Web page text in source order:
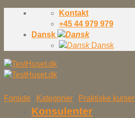
content
Kontakt
+45 44 979 979
Dansk
Dansk
Konsulenter
Forside Kategorier Praktiske kurser